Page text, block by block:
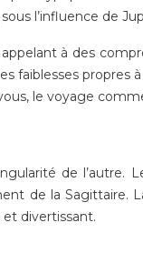
l’influence de
à des
faiblesses
le voyage
de l’autre.
de la
divertissant.